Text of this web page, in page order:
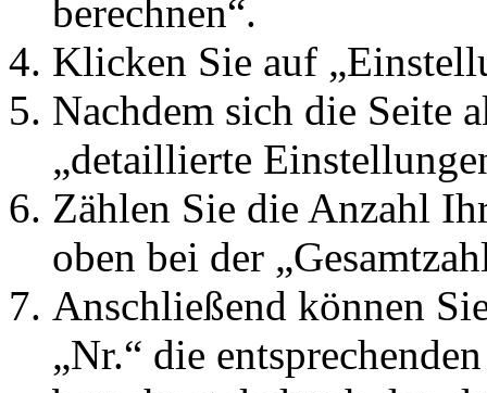
berechnen“.
Klicken Sie auf
Nachdem sich die Seite
„detaillierte
Zählen Sie die Anzahl
oben bei der
Anschließend können
„Nr.“ die